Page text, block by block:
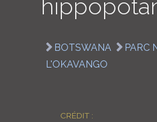
BOTSWANA
PARC
L'OKAVANGO
CRÉDIT :